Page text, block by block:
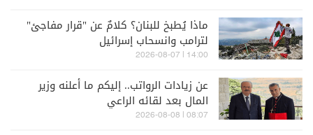
ماذا يُطبخ للبنان؟ كلامٌ عن "قرار مفاجئ"
لترامب وانسحاب إسرائيل
14:00 | 2026-08-07
عن زيادات الرواتب.. إليكم ما أعلنه وزير
المال بعد لقائه الراعي
08:07 | 2026-08-08